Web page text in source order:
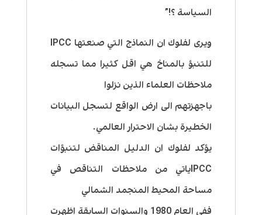
السياسة ؟!”
ويرى لفلوك ان النماذج التي صنعتها IPCC
للتنبؤ بالمناخ هي اقل كثيرا مما تسجله
ملاحظات العلماء الذين نزلوا
باجهزتهم الى ارض الواقع لتسجل البيانات
الخطيرة بشان الاحترار العالمي.
يؤكد لفلوك ان الدليل المناقض لتنبؤات
IPCCياتي من ملاحظات التناقص في
مساحة المحيط المنجمد الشمالي
ففي العام 1980 والسنوات السابقة اظهرت